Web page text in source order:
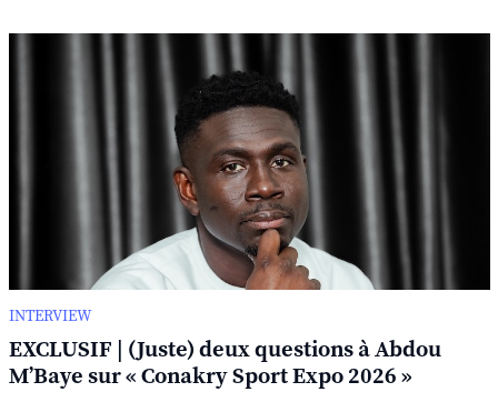
INTERVIEW
EXCLUSIF | (Juste) deux questions à Abdou
M’Baye sur « Conakry Sport Expo 2026 »